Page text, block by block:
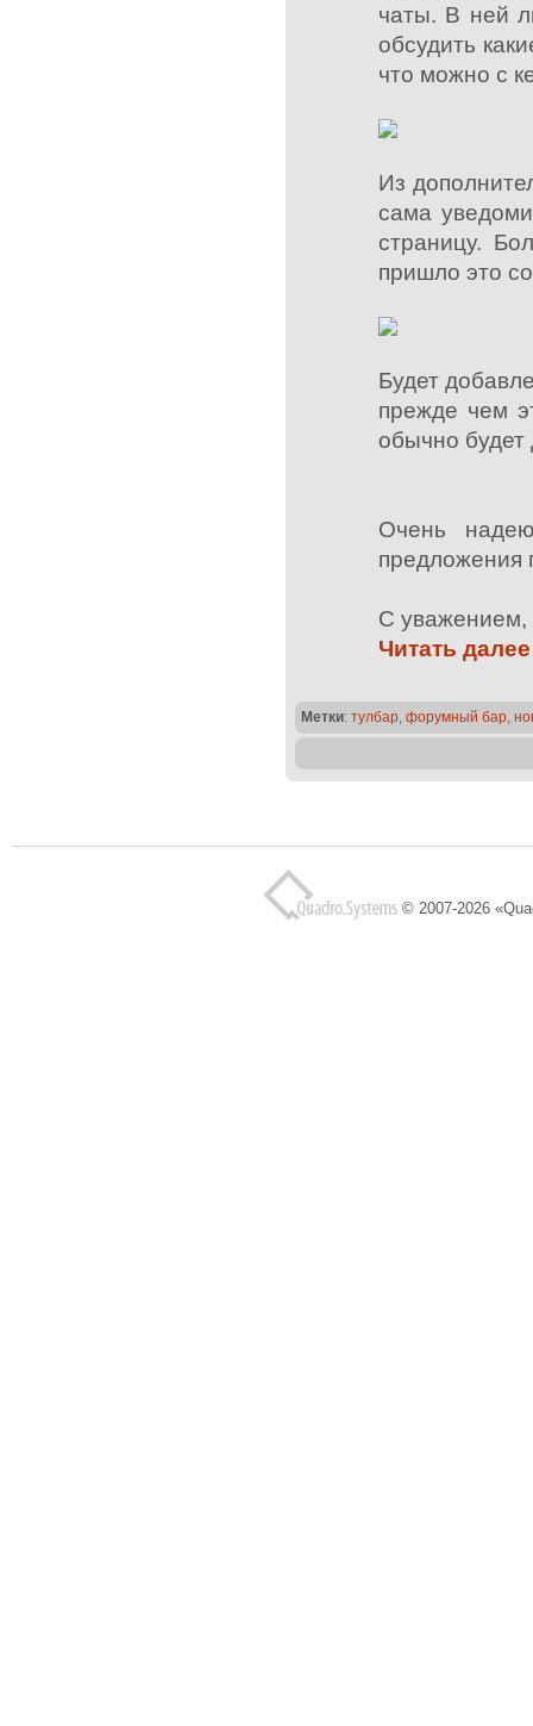
чаты. В ней
обсудить
что можно с
Из
сама
страницу.
пришло это
Будет
прежде чем
обычно будет
Очень
предложения
С уважением,
Читать
Метки: тулбар, форумный бар,
© 2007-2026